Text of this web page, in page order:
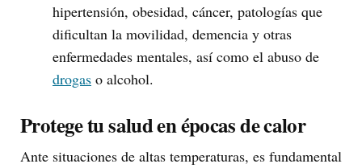
hipertensión, obesidad, cáncer, patologías que
dificultan la movilidad, demencia y otras
enfermedades mentales, así como el abuso de
drogas o alcohol.
Protege tu salud en épocas de calor
Ante situaciones de altas temperaturas, es fundamental